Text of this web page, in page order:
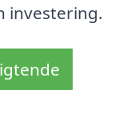
investering.